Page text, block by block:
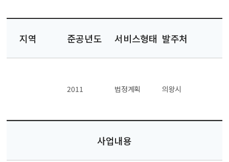
지역 준공년도 서비스형태 발주처
2011 법정계획 의왕시
사업내용